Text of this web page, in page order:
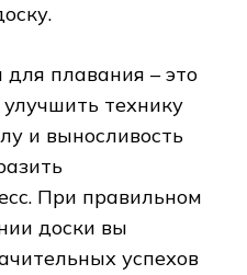
для плавания – это
технику
и выносливость
При правильном
доски вы
успехов